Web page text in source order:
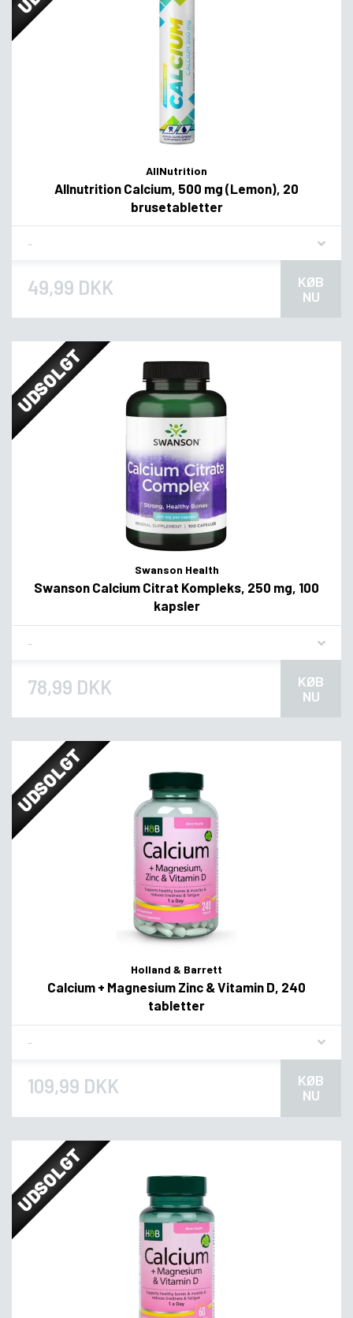
AllNutrition
Allnutrition Calcium, 500 mg (Lemon), 20
brusetabletter
49,99 DKK
KØB
NU
UDSOLGT
Swanson Health
Swanson Calcium Citrat Kompleks, 250 mg, 100
kapsler
78,99 DKK
KØB
NU
UDSOLGT
Holland & Barrett
Calcium + Magnesium Zinc & Vitamin D, 240
tabletter
109,99 DKK
KØB
NU
UDSOLGT